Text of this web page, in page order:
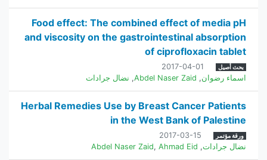
Food effect: The combined effect of media pH
and viscosity on the gastrointestinal absorption
of ciprofloxacin tablet
بحث أصيل
2017-04-01
اسماء رضوان,
Abdel Naser Zaid
, نضال جرادات
Herbal Remedies Use by Breast Cancer Patients
in the West Bank of Palestine
ورقة مؤتمر
2017-03-15
نضال جرادات,
Abdel Naser Zaid, Ahmad Eid